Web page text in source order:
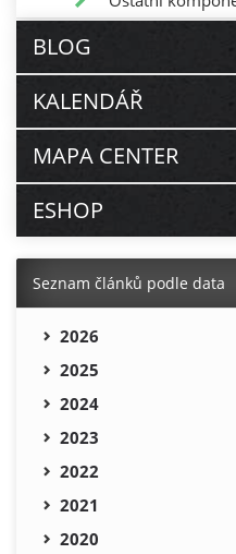
BLOG
KALENDÁŘ
MAPA CENTER
ESHOP
Seznam článků podle data
2026
2025
2024
2023
2022
2021
2020